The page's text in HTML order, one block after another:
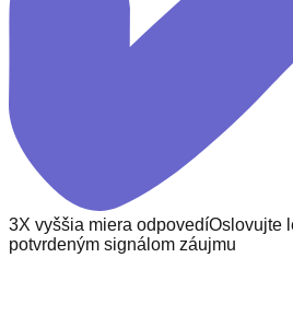
3X vyššia miera odpovedíOslovujte
potvrdeným signálom záujmu